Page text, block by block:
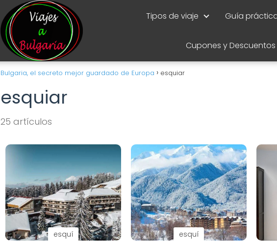
Tipos de viaje Guía
Cupones y Descuentos
Bulgaria, el secreto mejor guardado de Europa esquiar
esquiar
25 artículos
esquí esquí